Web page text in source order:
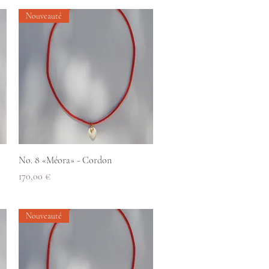
Aperçu rapide
Nouveauté
No. 8 «Méora» - Cordon
Prix
170,00 €
Nouveauté